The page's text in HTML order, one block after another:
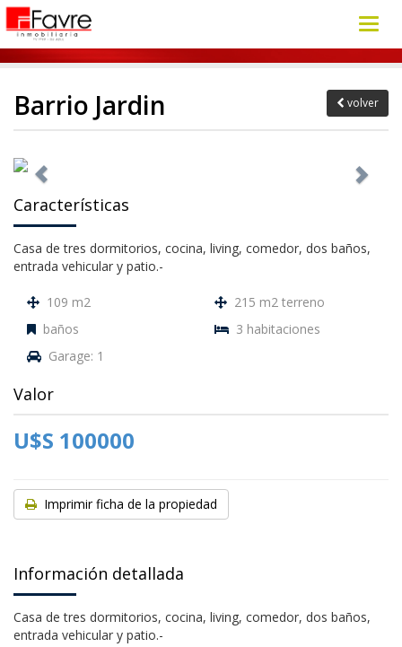
volver
Barrio Jardin
Características
Casa de tres dormitorios, cocina, living, comedor, dos baños,
entrada vehicular y patio.-
109 m2
215 m2 terreno
baños
3 habitaciones
Garage: 1
Valor
U$S 100000
Imprimir ficha de la propiedad
Información detallada
Casa de tres dormitorios, cocina, living, comedor, dos baños,
entrada vehicular y patio.-